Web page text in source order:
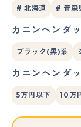
# 北海道 # 青森
カニンヘンダ
ブラック(黒)系
カニンヘンダ
5万円以下 10万